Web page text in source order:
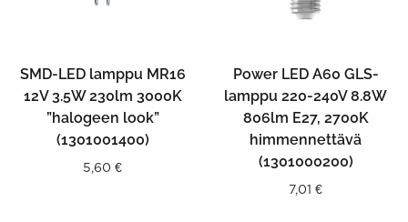
SMD-LED lamppu MR16
12V 3.5W 230lm 3000K
”halogeen look”
(1301001400)
5,60 €
Power LED A60 GLS-
lamppu 220-240V 8.8W
806lm E27, 2700K
himmennettävä
(1301000200)
7,01 €